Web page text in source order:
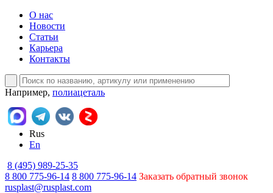
О нас
Новости
Статьи
Карьера
Контакты
Например, полиацеталь
Rus
En
8 (495) 989-25-35
8 800 775-96-14 8 800 775-96-14 Заказать обратный звонок
rusplast@rusplast.com